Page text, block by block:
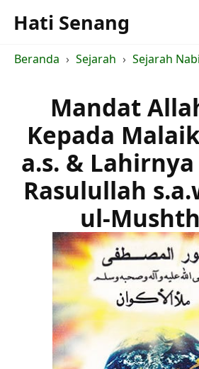
Hati Senang
Beranda Sejarah Sejarah Nabi
Mandat
Kepada
a.s. &
Rasulullah
ul-